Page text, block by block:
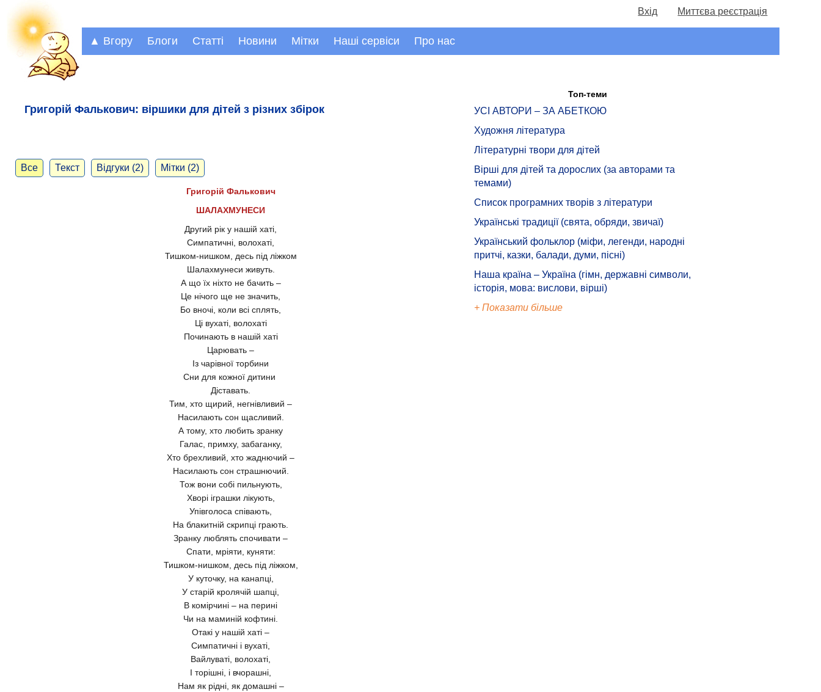
Вхід Миттєва реєстрація
▲ Вгору Блоги Статті Новини Мітки Наші сервіси Про нас
Григорій Фалькович: віршики для дітей з різних збірок
Все Текст Відгуки (2) Мітки (2)
Григорій Фалькович
ШАЛАХМУНЕСИ
Другий рік у нашій хаті,
Симпатичні, волохаті,
Тишком-нишком, десь під ліжком
Шалахмунеси живуть.
А що їх ніхто не бачить –
Це нічого ще не значить,
Бо вночі, коли всі сплять,
Ці вухаті, волохаті
Починають в нашій хаті
Царювать –
Із чарівної торбини
Сни для кожної дитини
Діставать.
Тим, хто щирий, негнівливий –
Насилають сон щасливий.
А тому, хто любить зранку
Галас, примху, забаганку,
Хто брехливий, хто жаднючий –
Насилають сон страшнючий.
Тож вони собі пильнують,
Хворі іграшки лікують,
Упівголоса співають,
На блакитній скрипці грають.
Зранку люблять спочивати –
Спати, мріяти, куняти:
Тишком-нишком, десь під ліжком,
У куточку, на канапці,
У старій кролячій шапці,
В комірчині – на перині
Чи на маминій кофтині.
Отакі у нашій хаті –
Симпатичні і вухаті,
Вайлуваті, волохаті,
І торішні, і вчорашні,
Нам як рідні, як домашні –
Топ-теми
УСІ АВТОРИ – ЗА АБЕТКОЮ
Художня література
Літературні твори для дітей
Вірші для дітей та дорослих (за авторами та
темами)
Список програмних творів з літератури
Українські традиції (свята, обряди, звичаї)
Український фольклор (міфи, легенди, народні
притчі, казки, балади, думи, пісні)
Наша країна – Україна (гімн, державні символи,
історія, мова: вислови, вірші)
+ Показати більше